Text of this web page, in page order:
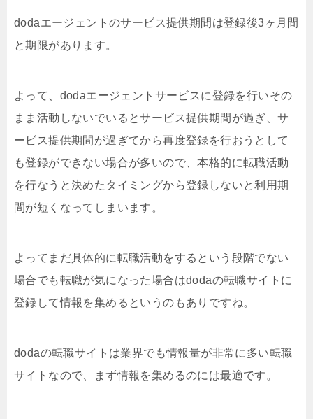
dodaエージェントのサービス提供期間は登録後3ヶ月間
と期限があります。
よって、dodaエージェントサービスに登録を行いその
まま活動しないでいるとサービス提供期間が過ぎ、サ
ービス提供期間が過ぎてから再度登録を行おうとして
も登録ができない場合が多いので、本格的に転職活動
を行なうと決めたタイミングから登録しないと利用期
間が短くなってしまいます。
よってまだ具体的に転職活動をするという段階でない
場合でも転職が気になった場合はdodaの転職サイトに
登録して情報を集めるというのもありですね。
dodaの転職サイトは業界でも情報量が非常に多い転職
サイトなので、まず情報を集めるのには最適です。